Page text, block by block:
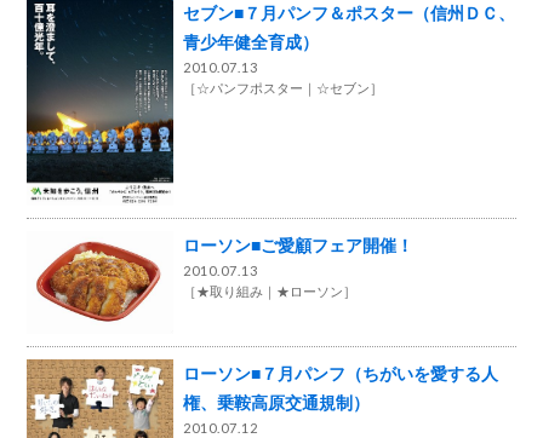
セブン■７月パンフ＆ポスター（信州ＤＣ、
青少年健全育成）
2010.07.13
［☆パンフポスター ☆セブン］
ローソン■ご愛顧フェア開催！
2010.07.13
［★取り組み ★ローソン］
ローソン■７月パンフ（ちがいを愛する人
権、乗鞍高原交通規制）
2010.07.12